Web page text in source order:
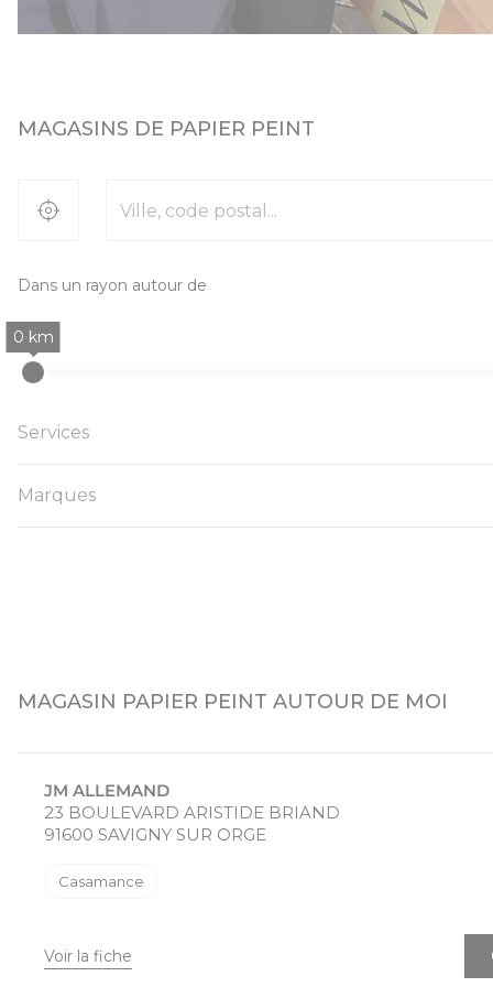
MAGASINS DE PAPIER PEINT
Dans un rayon autour de
0 km
Services
Marques
MAGASIN PAPIER PEINT AUTOUR DE MOI
JM ALLEMAND
23 BOULEVARD ARISTIDE BRIAND
91600 SAVIGNY SUR ORGE
Casamance
Voir la fiche